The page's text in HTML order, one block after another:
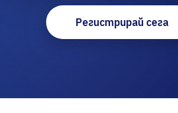
Регистрирай сега